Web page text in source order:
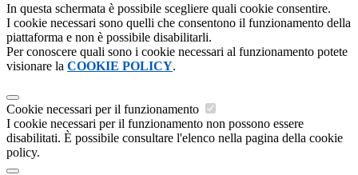
In questa schermata è possibile scegliere quali cookie consentire.
I cookie necessari sono quelli che consentono il funzionamento della
piattaforma e non è possibile disabilitarli.
Per conoscere quali sono i cookie necessari al funzionamento potete
visionare la COOKIE POLICY.
Cookie necessari per il funzionamento
I cookie necessari per il funzionamento non possono essere
disabilitati. È possibile consultare l'elenco nella pagina della cookie
policy.